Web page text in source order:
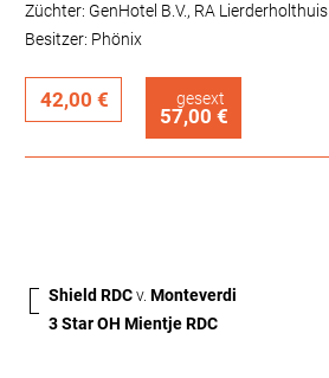
Züchter: GenHotel B.V., RA Lierderholthuis
Besitzer: Phönix
42,00 € gesext
57,00 €
Shield RDCv. Monteverdi
3 Star OH Mientje RDC